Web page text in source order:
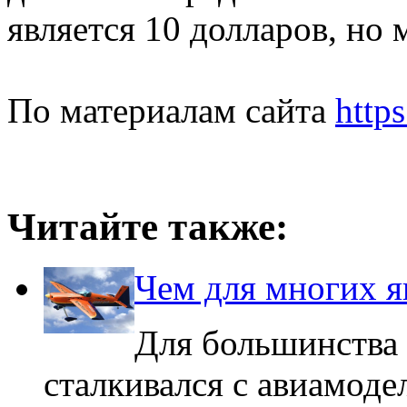
является 10 долларов,
По материалам сайта
Читайте также:
Чем для многих
Для большинства
сталкивался с